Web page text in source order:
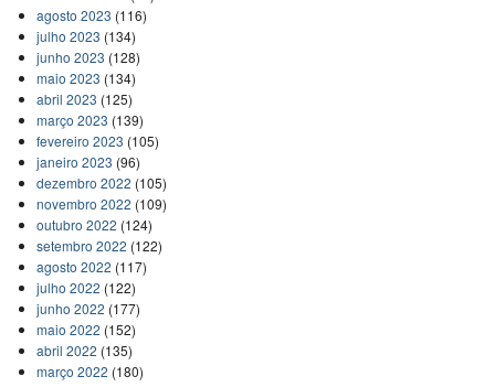
agosto 2023 (116)
julho 2023 (134)
junho 2023 (128)
maio 2023 (134)
abril 2023 (125)
março 2023 (139)
fevereiro 2023 (105)
janeiro 2023 (96)
dezembro 2022 (105)
novembro 2022 (109)
outubro 2022 (124)
setembro 2022 (122)
agosto 2022 (117)
julho 2022 (122)
junho 2022 (177)
maio 2022 (152)
abril 2022 (135)
março 2022 (180)